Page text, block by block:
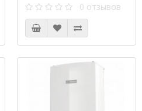
0 отзывов